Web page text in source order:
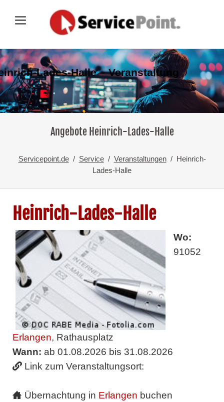
Lades-Halle – Veranstaltung
Angebote Heinrich-Lades-Halle
Servicepoint.de Service Veranstaltungen
Heinrich-
Lades-Halle
Heinrich-Lades-Halle
Wo:
91052
Erlangen, Rathausplatz
Wann: ab 01.08.2026 bis 31.08.2026
Link zum Veranstaltungsort:
Übernachtung in Erlangen buchen